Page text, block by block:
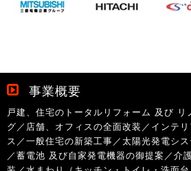
事業概要
戸建、住宅のトータルリフォーム 及び リ
グ／店舗、オフィスの全面改装／インテ
ス／一般住宅の新築工事／太陽光発電シ
／蓄電池 及び自家発電機器の御提案／介